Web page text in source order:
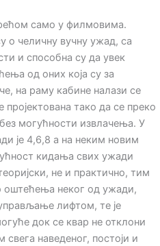
само у филмовима.
о челичну вучну ужад, са
и способна су да увек
од оних која су за
на раму кабине налази се
пројектована тако да се преко
могућности извлачења. У
је 4,6,8 а на неким новим
кидања свих ужади
не и практично, тим
оштећења неког од ужади,
лифтом, те је
док се квар не отклони
наведеног, постоји и